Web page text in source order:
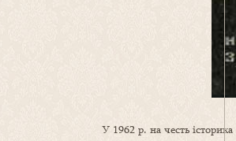
У 1962 р. на честь